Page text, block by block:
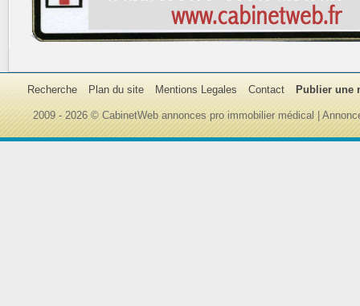
Recherche Plan du site Mentions Legales Contact Publier une
2009 - 2026 © CabinetWeb annonces pro immobilier médical |